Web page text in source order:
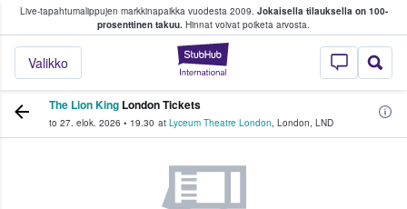
Live-tapahtumalippujen markkinapaikka vuodesta 2009. Jokaisella tilauksella on 100-
prosenttinen takuu. Hinnat voivat poiketa arvosta.
StubHub -
Valikko
fanit ostavat ja myyvät lippuja
The Lion King London Tickets
to 27. elok. 2026 • 19.30 at Lyceum Theatre London, London, LND